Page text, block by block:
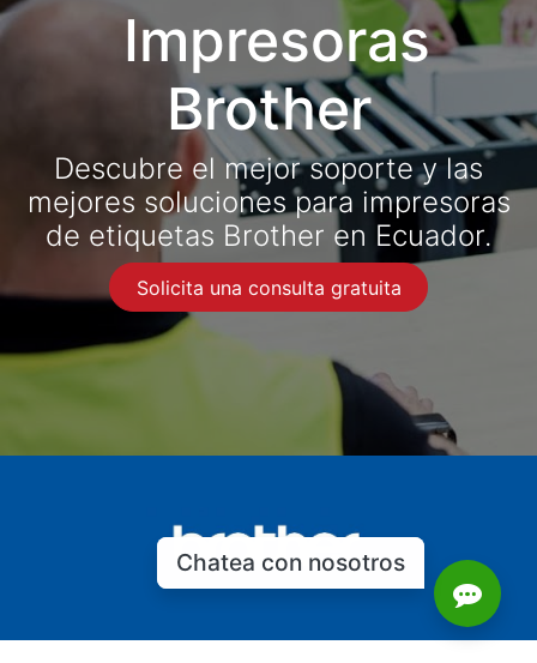
Impresoras
Brother​
Descubre el mejor soporte y las
mejores soluciones para impresoras
de etiquetas Brother en Ecuador.
Solicita una consulta gratuita
Chatea con nosotros